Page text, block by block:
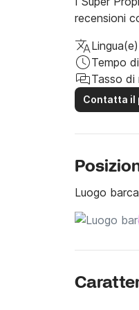
recensioni
Tempo
Tasso di
Contatta il
Luogo